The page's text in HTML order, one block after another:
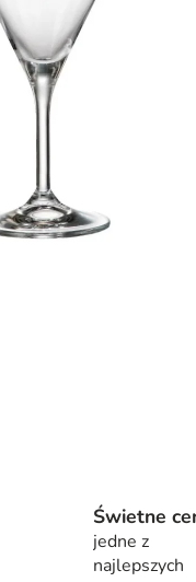
Świetne
jedne z
najlepszych